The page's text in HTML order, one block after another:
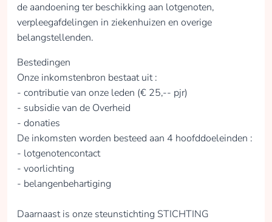
de aandoening ter beschikking aan lotgenoten,
verpleegafdelingen in ziekenhuizen en overige
belangstellenden.
Bestedingen
Onze inkomstenbron bestaat uit :
- contributie van onze leden (€ 25,-- pjr)
- subsidie van de Overheid
- donaties
De inkomsten worden besteed aan 4 hoofddoeleinden :
- lotgenotencontact
- voorlichting
- belangenbehartiging
Daarnaast is onze steunstichting STICHTING